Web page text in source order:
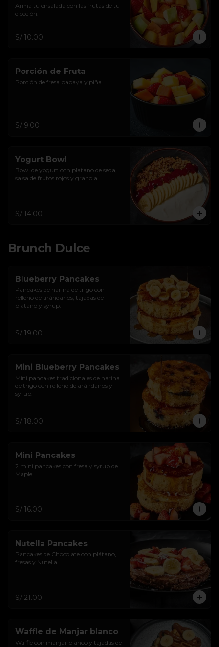
Arma tu ensalada con las frutas de tu
elección.
S/ 10.00
Porción de Fruta
Porción de fresa papaya y piña.
S/ 9.00
Yogurt Bowl
Bowl de yogurt con platano de seda,
salsa de frutos rojos y granola.
S/ 14.00
Brunch Dulce
Blueberry Pancakes
Pancakes de harina de trigo con
relleno de arándanos, tajadas de
plátano y syrup.
S/ 19.00
Mini Blueberry Pancakes
Mini pancakes tradicionales de harina
de trigo con relleno de arándanos y
syrup.
S/ 18.00
Mini Pancakes
2 mini pancakes con fresa y syrup de
Maple.
S/ 16.00
Nutella Pancakes
Pancakes de Chocolate con plátano,
fresas y Nutella.
S/ 21.00
Waffle de Manjar blanco
Waffle con manjar blanco y tajadas de